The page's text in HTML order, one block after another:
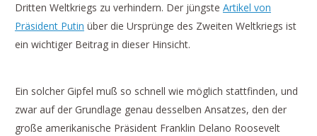
Dritten Weltkriegs zu verhindern. Der jüngste Artikel von
Präsident Putin über die Ursprünge des Zweiten Weltkriegs ist
ein wichtiger Beitrag in dieser Hinsicht.
Ein solcher Gipfel muß so schnell wie möglich stattfinden, und
zwar auf der Grundlage genau desselben Ansatzes, den der
große amerikanische Präsident Franklin Delano Roosevelt